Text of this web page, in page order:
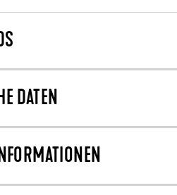
DATEN